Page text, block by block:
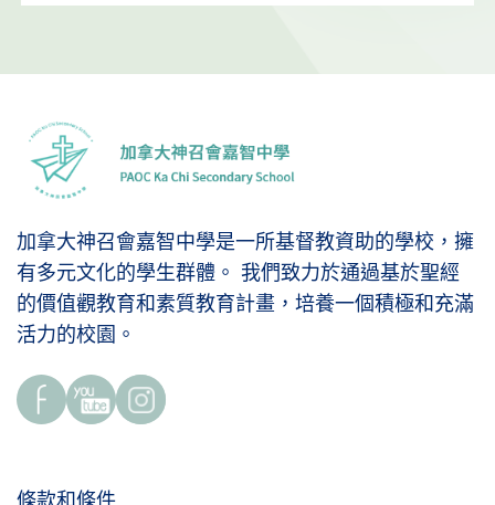
加拿大神召會嘉智中學是一所基督教資助的學校，擁
有多元文化的學生群體。 我們致力於通過基於聖經
的價值觀教育和素質教育計畫，培養一個積極和充滿
活力的校園。